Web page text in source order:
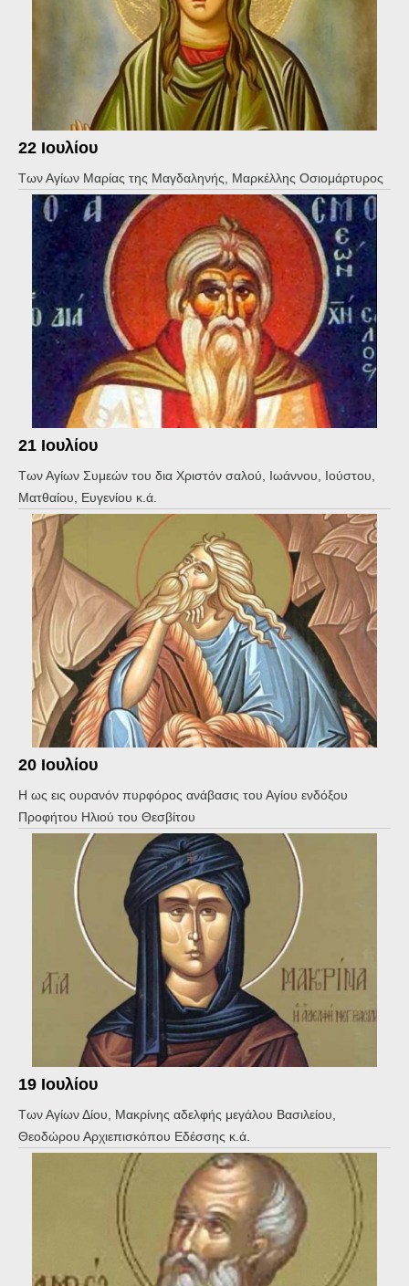
22 Ιουλίου
Των Αγίων Μαρίας της Μαγδαληνής, Μαρκέλλης Οσιομάρτυρος
21 Ιουλίου
Των Αγίων Συμεών του δια Χριστόν σαλού, Ιωάννου, Ιούστου,
Ματθαίου, Ευγενίου κ.ά.
20 Ιουλίου
Η ως εις ουρανόν πυρφόρος ανάβασις του Αγίου ενδόξου
Προφήτου Ηλιού του Θεσβίτου
19 Ιουλίου
Των Αγίων Δίου, Μακρίνης αδελφής μεγάλου Βασιλείου,
Θεοδώρου Αρχιεπισκόπου Εδέσσης κ.ά.